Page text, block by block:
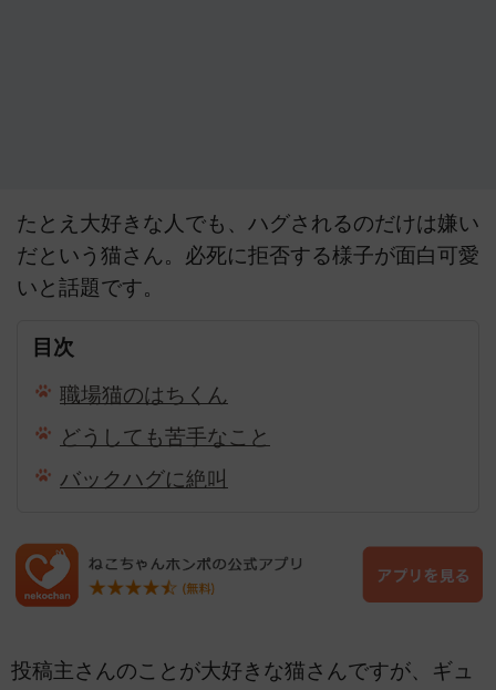
たとえ大好きな人でも、ハグされるのだけは嫌い
だという猫さん。必死に拒否する様子が面白可愛
いと話題です。
目次
職場猫のはちくん
どうしても苦手なこと
バックハグに絶叫
投稿主さんのことが大好きな猫さんですが、ギュ